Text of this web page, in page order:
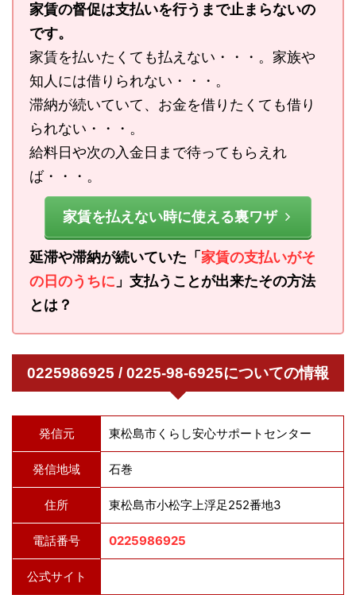
家賃の督促は支払いを行うまで止まらないの
です。
家賃を払いたくても払えない・・・。家族や
知人には借りられない・・・。
滞納が続いていて、お金を借りたくても借り
られない・・・。
給料日や次の入金日まで待ってもらえれ
ば・・・。
家賃を払えない時に使える裏ワザ
延滞や滞納が続いていた「 家賃の支払いがそ
の日のうちに 」支払うことが出来たその方法
とは？
0225986925 / 0225-98-6925についての情報
発信元 東松島市くらし安心サポートセンター
発信地域 石巻
住所 東松島市小松字上浮足252番地3
電話番号 0225986925
公式サイト